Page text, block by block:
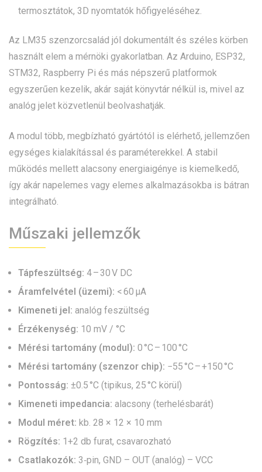
termosztátok, 3D nyomtatók hőfigyeléséhez.
Az LM35 szenzorcsalád jól dokumentált és széles körben
használt elem a mérnöki gyakorlatban. Az Arduino, ESP32,
STM32, Raspberry Pi és más népszerű platformok
egyszerűen kezelik, akár saját könyvtár nélkül is, mivel az
analóg jelet közvetlenül beolvashatják.
A modul több, megbízható gyártótól is elérhető, jellemzően
egységes kialakítással és paraméterekkel. A stabil
működés mellett alacsony energiaigénye is kiemelkedő,
így akár napelemes vagy elemes alkalmazásokba is bátran
integrálható.
Műszaki jellemzők
Tápfeszültség: 4 – 30 V DC
Áramfelvétel (üzemi): < 60 µA
Kimeneti jel: analóg feszültség
Érzékenység: 10 mV / °C
Mérési tartomány (modul): 0 °C – 100 °C
Mérési tartomány (szenzor chip): −55 °C – +150 °C
Pontosság: ±0.5 °C (tipikus, 25 °C körül)
Kimeneti impedancia: alacsony (terhelésbarát)
Modul méret: kb. 28 × 12 × 10 mm
Rögzítés: 1+2 db furat, csavarozható
Csatlakozók: 3‑pin, GND – OUT (analóg) – VCC